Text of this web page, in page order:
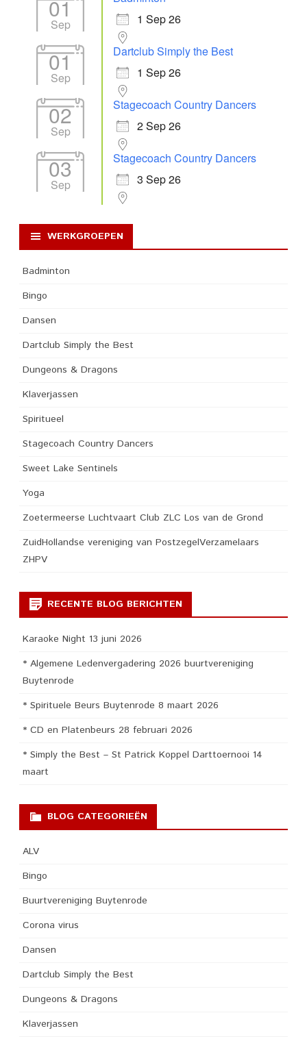
01
Sep
1 Sep 26
01
Sep
Dartclub Simply the Best
1 Sep 26
02
Sep
Stagecoach Country Dancers
2 Sep 26
03
Sep
Stagecoach Country Dancers
3 Sep 26
WERKGROEPEN
Badminton
Bingo
Dansen
Dartclub Simply the Best
Dungeons & Dragons
Klaverjassen
Spiritueel
Stagecoach Country Dancers
Sweet Lake Sentinels
Yoga
Zoetermeerse Luchtvaart Club ZLC Los van de Grond
ZuidHollandse vereniging van PostzegelVerzamelaars
ZHPV
RECENTE BLOG BERICHTEN
Karaoke Night 13 juni 2026
* Algemene Ledenvergadering 2026 buurtvereniging
Buytenrode
* Spirituele Beurs Buytenrode 8 maart 2026
* CD en Platenbeurs 28 februari 2026
* Simply the Best – St Patrick Koppel Darttoernooi 14
maart
BLOG CATEGORIEËN
ALV
Bingo
Buurtvereniging Buytenrode
Corona virus
Dansen
Dartclub Simply the Best
Dungeons & Dragons
Klaverjassen